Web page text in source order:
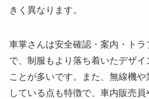
きく異なります。
車掌さんは安全確認・案内・ト
で、制服もより落ち着いたデザイ
ことが多いです。また、無線機
している点も特徴で、車内販売員